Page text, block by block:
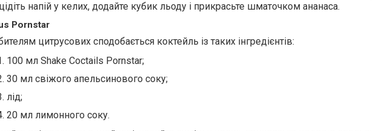
напій у келих, додайте кубик льоду і прикрасьте шматочком ананаса.
Pornstar
цитрусових сподобається коктейль із таких інгредієнтів:
100 мл Shake Coctails Pornstar;
30 мл свіжого апельсинового соку;
лід;
20 мл лимонного соку.